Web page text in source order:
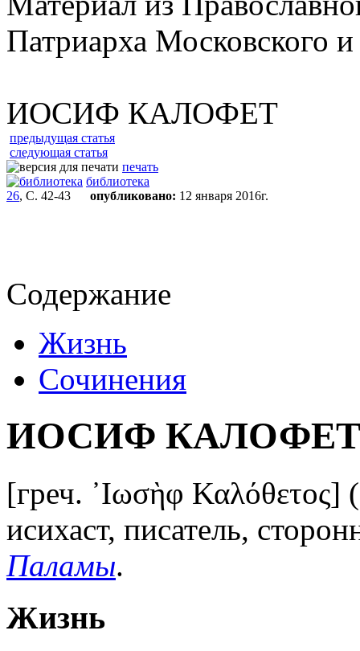
Патриарха Московского
ИОСИФ КАЛОФЕТ
предыдущая статья
следующая статья
печать
библиотека
26, С. 42-43 опубликовано: 12 января 2016г.
Содержание
Жизнь
Сочинения
ИОСИФ КАЛОФЕТ
[греч. ᾿Ιωσὴφ Καλόθετος]
исихаст, писатель,
Паламы.
Жизнь